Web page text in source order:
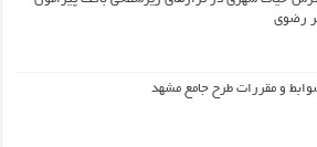
رضوي
و مقررات طرح جامع مشهد